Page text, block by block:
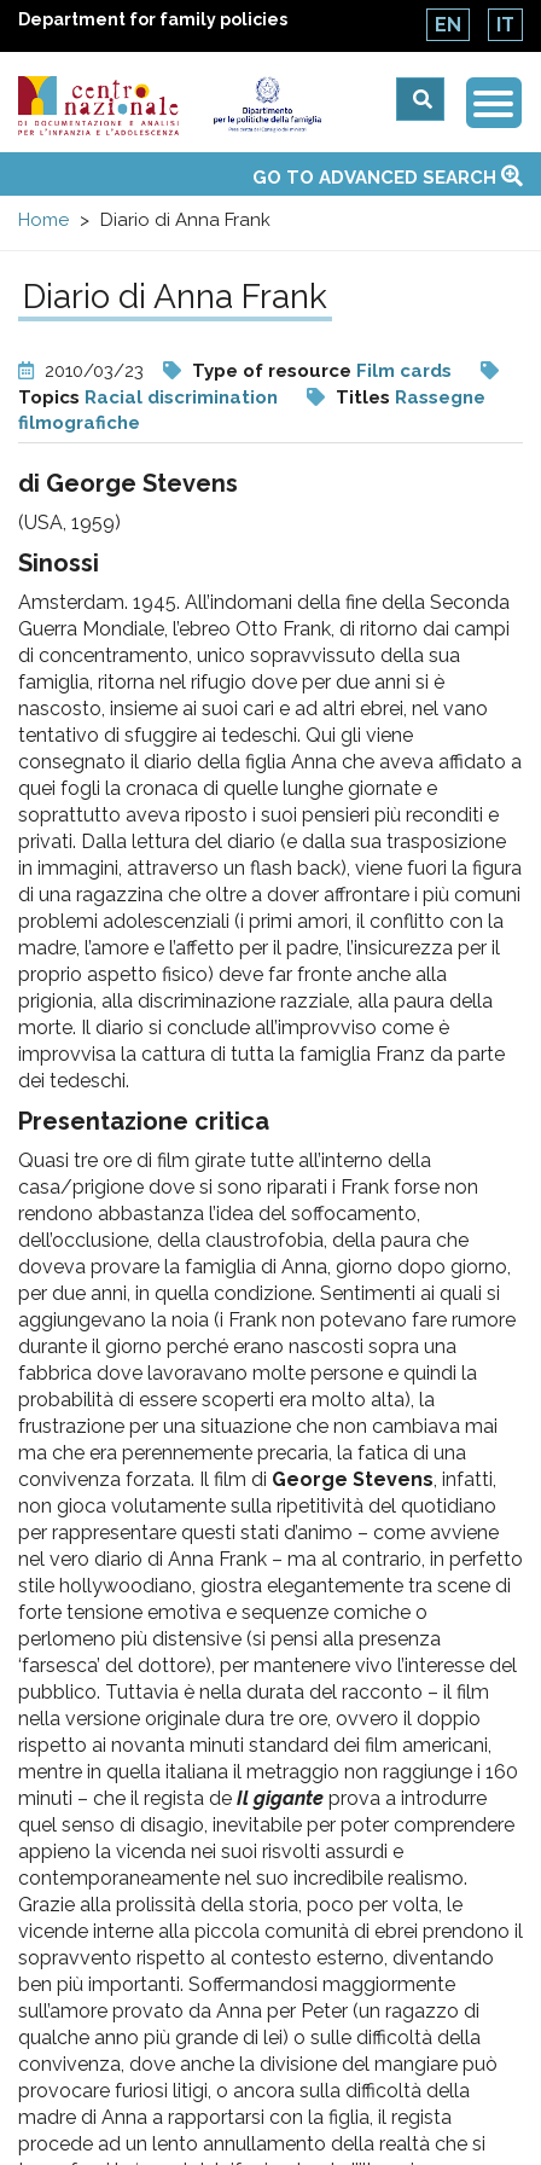
Department for family policies EN IT
Centro
nazionale
di
Documentazione
e
analisi
pr
l'infanzia
e
l'adolescenza
menuTopics
Activities
UN Convention
National ObservatoriesGO TO ADVANCED SEARCH
Home
Diario di Anna Frank
Diario di Anna Frank
2010/03/23 Type of resource Film cards
Topics Racial discrimination Titles Rassegne
filmografiche
di George Stevens
(USA, 1959)
Sinossi
Amsterdam. 1945. All’indomani della fine della Seconda
Guerra Mondiale, l’ebreo Otto Frank, di ritorno dai campi
di concentramento, unico sopravvissuto della sua
famiglia, ritorna nel rifugio dove per due anni si è
nascosto, insieme ai suoi cari e ad altri ebrei, nel vano
tentativo di sfuggire ai tedeschi. Qui gli viene
consegnato il diario della figlia Anna che aveva affidato a
quei fogli la cronaca di quelle lunghe giornate e
soprattutto aveva riposto i suoi pensieri più reconditi e
privati. Dalla lettura del diario (e dalla sua trasposizione
in immagini, attraverso un flash back), viene fuori la figura
di una ragazzina che oltre a dover affrontare i più comuni
problemi adolescenziali (i primi amori, il conflitto con la
madre, l’amore e l’affetto per il padre, l’insicurezza per il
proprio aspetto fisico) deve far fronte anche alla
prigionia, alla discriminazione razziale, alla paura della
morte. Il diario si conclude all’improvviso come è
improvvisa la cattura di tutta la famiglia Franz da parte
dei tedeschi.
Presentazione critica
Quasi tre ore di film girate tutte all’interno della
casa/prigione dove si sono riparati i Frank forse non
rendono abbastanza l’idea del soffocamento,
dell’occlusione, della claustrofobia, della paura che
doveva provare la famiglia di Anna, giorno dopo giorno,
per due anni, in quella condizione. Sentimenti ai quali si
aggiungevano la noia (i Frank non potevano fare rumore
durante il giorno perché erano nascosti sopra una
fabbrica dove lavoravano molte persone e quindi la
probabilità di essere scoperti era molto alta), la
frustrazione per una situazione che non cambiava mai
ma che era perennemente precaria, la fatica di una
convivenza forzata. Il film di George Stevens, infatti,
non gioca volutamente sulla ripetitività del quotidiano
per rappresentare questi stati d’animo – come avviene
nel vero diario di Anna Frank – ma al contrario, in perfetto
stile hollywoodiano, giostra elegantemente tra scene di
forte tensione emotiva e sequenze comiche o
perlomeno più distensive (si pensi alla presenza
‘farsesca’ del dottore), per mantenere vivo l’interesse del
pubblico. Tuttavia è nella durata del racconto – il film
nella versione originale dura tre ore, ovvero il doppio
rispetto ai novanta minuti standard dei film americani,
mentre in quella italiana il metraggio non raggiunge i 160
minuti – che il regista de Il gigante prova a introdurre
quel senso di disagio, inevitabile per poter comprendere
appieno la vicenda nei suoi risvolti assurdi e
contemporaneamente nel suo incredibile realismo.
Grazie alla prolissità della storia, poco per volta, le
vicende interne alla piccola comunità di ebrei prendono il
sopravvento rispetto al contesto esterno, diventando
ben più importanti. Soffermandosi maggiormente
sull’amore provato da Anna per Peter (un ragazzo di
qualche anno più grande di lei) o sulle difficoltà della
convivenza, dove anche la divisione del mangiare può
provocare furiosi litigi, o ancora sulla difficoltà della
madre di Anna a rapportarsi con la figlia, il regista
procede ad un lento annullamento della realtà che si